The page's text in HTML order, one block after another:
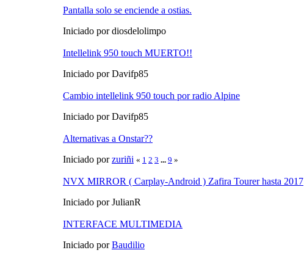
Pantalla solo se enciende a ostias.
Iniciado por diosdelolimpo
Intellelink 950 touch MUERTO!!
Iniciado por Davifp85
Cambio intellelink 950 touch por radio Alpine
Iniciado por Davifp85
Alternativas a Onstar??
Iniciado porzuriñi « 1 2 3 ... 9 »
NVX MIRROR ( Carplay-Android ) Zafira Tourer hasta 2017
Iniciado por JulianR
INTERFACE MULTIMEDIA
Iniciado porBaudilio